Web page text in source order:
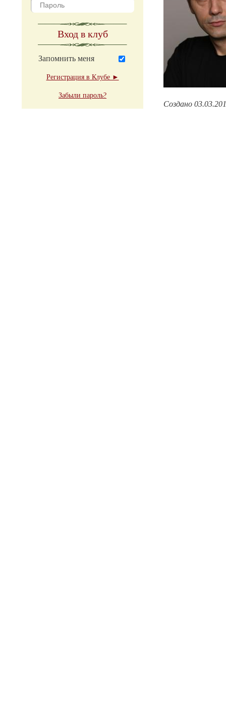
Вход в клуб
Запомнить меня
Регистрация в Клубе ►
Забыли пароль?
Создано